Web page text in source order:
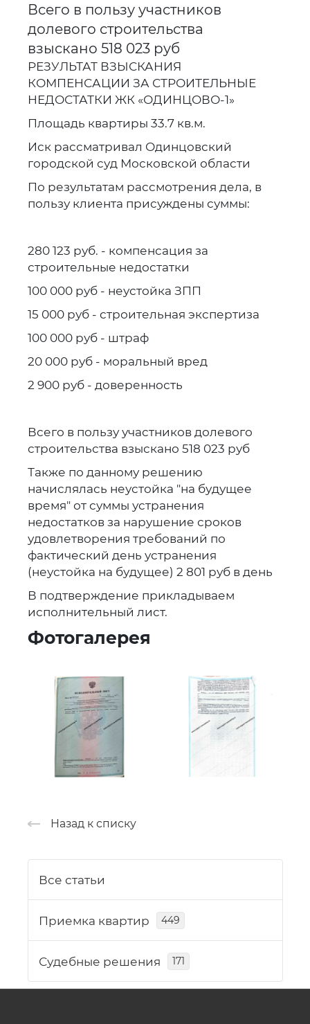
Всего в пользу участников
долевого строительства
взыскано 518 023 руб
РЕЗУЛЬТАТ ВЗЫСКАНИЯ
КОМПЕНСАЦИИ ЗА СТРОИТЕЛЬНЫЕ
НЕДОСТАТКИ ЖК «ОДИНЦОВО-1»
Площадь квартиры 33.7 кв.м.
Иск рассматривал Одинцовский
городской суд Московской области
По результатам рассмотрения дела, в
пользу клиента присуждены суммы:
280 123 руб. - компенсация за
строительные недостатки
100 000 руб - неустойка ЗПП
15 000 руб - строительная экспертиза
100 000 руб - штраф
20 000 руб - моральный вред
2 900 руб - доверенность
Всего в пользу участников долевого
строительства взыскано 518 023 руб
Также по данному решению
начислялась неустойка "на будущее
время" от суммы устранения
недостатков за нарушение сроков
удовлетворения требований по
фактический день устранения
(неустойка на будущее) 2 801 руб в день
В подтверждение прикладываем
исполнительный лист.
Фотогалерея
Назад к списку
Все статьи
Приемка квартир 449
Судебные решения 171